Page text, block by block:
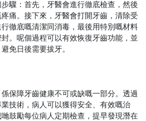
驟：首先，牙醫會進行徹底檢查，然後
痛。接下來，牙醫會打開牙齒，清除受
徹底嘅清潔同消毒，最後用特別嘅材料
。呢個過程可以有效恢復牙齒功能，並
免日後需要拔牙。
保障牙齒健康不可或缺嘅一部分。透過
技術，病人可以獲得安全、有效嘅治
鼓勵每位病人定期檢查，提早發現潛在